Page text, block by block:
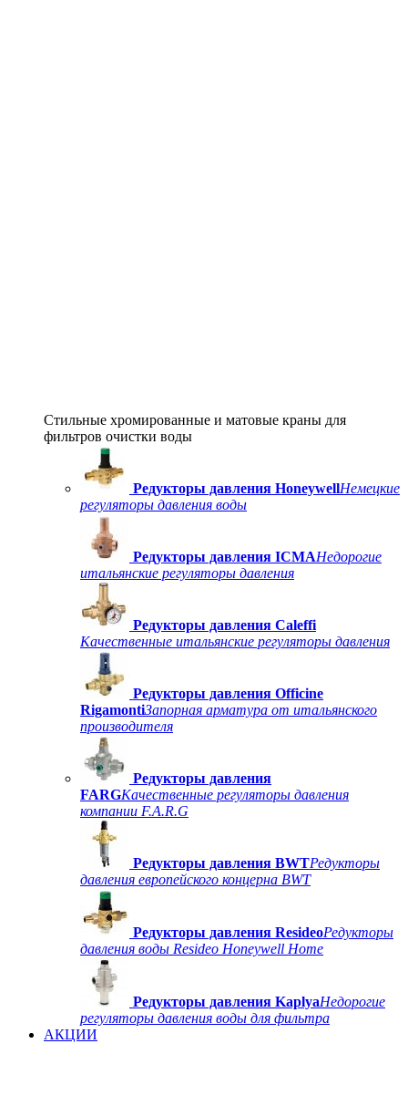
Стильные хромированные и матовые краны для
фильтров очистки воды
Редукторы давления HoneywellНемецкие
регуляторы давления воды
Редукторы давления ICMAНедорогие
итальянские регуляторы давления
Редукторы давления Caleffi
Качественные итальянские регуляторы давления
Редукторы давления Officine
RigamontiЗапорная арматура от итальянского
производителя
Редукторы давления
FARGКачественные регуляторы давления
компании F.A.R.G
Редукторы давления BWTРедукторы
давления европейского концерна BWT
Редукторы давления ResideoРедукторы
давления воды Resideo Honeywell Home
Редукторы давления KaplyaНедорогие
регуляторы давления воды для фильтра
АКЦИИ